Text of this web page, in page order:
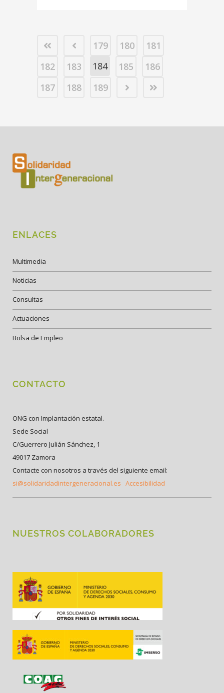
179 180
181
182
183 184 185
186
187
188 189
ENLACES
Multimedia
Noticias
Consultas
Actuaciones
Bolsa de Empleo
CONTACTO
ONG con Implantación estatal.
Sede Social
C/Guerrero Julián Sánchez, 1
49017 Zamora
Contacte con nosotros a través del siguiente email:
si@solidaridadintergeneracional.es Accesibilidad
NUESTROS COLABORADORES